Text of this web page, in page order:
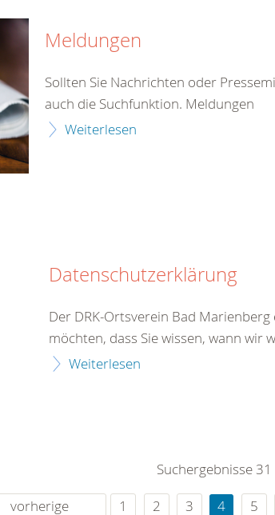
Meldungen
Sollten Sie Nachrichten oder
auch die Suchfunktion. Meldungen
Weiterlesen
Datenschutzerklärung
Der DRK-Ortsverein Bad
möchten, dass Sie wissen, wann wir
Weiterlesen
Suchergebnisse
vorherige
1 2 3 4 5